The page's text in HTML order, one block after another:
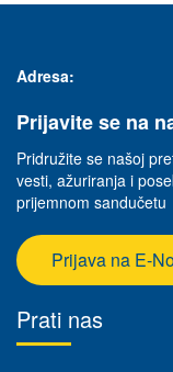
Adresa:
Prijavite se na
Pridružite se našoj
vesti, ažuriranja i
prijemnom sandučetu
Prijava na E-
Prati nas